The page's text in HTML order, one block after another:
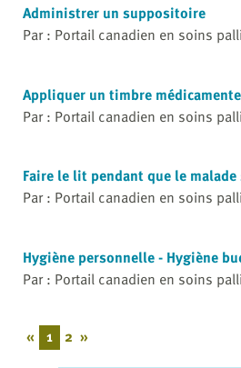
Administrer un suppositoire
Par : Portail canadien en soins
Appliquer un timbre
Par : Portail canadien en soins
Faire le lit pendant que le malade
Par : Portail canadien en soins
Hygiène personnelle - Hygiène
Par : Portail canadien en soins
« 1 2 »